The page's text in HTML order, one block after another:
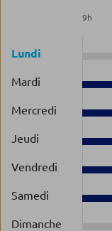
9h
Lundi
Mardi
Mercredi
Jeudi
Vendredi
Samedi
Dimanche